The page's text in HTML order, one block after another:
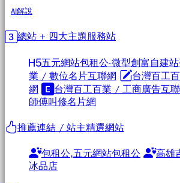
AI解說
總站 + 四大主題服務站
五元網站包租公-微型創富自建
業 / 數位名片互聯網
台灣百工
網
台灣百工百業 / 工商廣告互
師傅叫修名片網
推薦連結 / 站主精選網站
包租公,五元網站包租公
高雄
冰品店